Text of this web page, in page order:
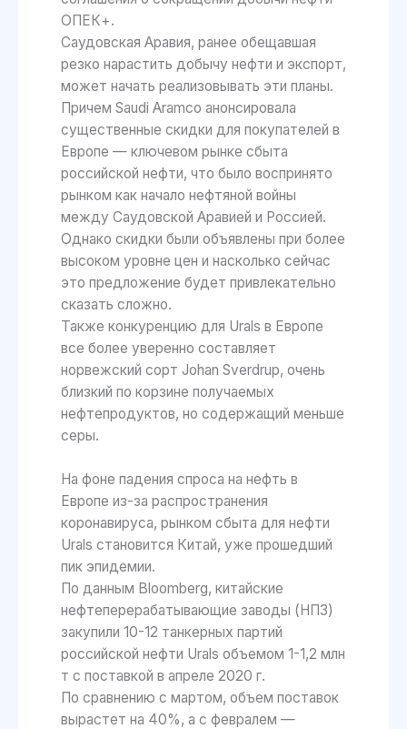
ОПЕК+.
Саудовская Аравия, ранее обещавшая
резко нарастить добычу нефти и экспорт,
может начать реализовывать эти планы.
Причем Saudi Aramco анонсировала
существенные скидки для покупателей в
Европе — ключевом рынке сбыта
российской нефти, что было воспринято
рынком как начало нефтяной войны
между Саудовской Аравией и Россией.
Однако скидки были объявлены при более
высоком уровне цен и насколько сейчас
это предложение будет привлекательно
сказать сложно.
Также конкуренцию для Urals в Европе
все более уверенно составляет
норвежский сорт Johan Sverdrup, очень
близкий по корзине получаемых
нефтепродуктов, но содержащий меньше
серы.
На фоне падения спроса на нефть в
Европе из-за распространения
коронавируса, рынком сбыта для нефти
Urals становится Китай, уже прошедший
пик эпидемии.
По данным Bloomberg, китайские
нефтеперерабатывающие заводы (НПЗ)
закупили 10-12 танкерных партий
российской нефти Urals объемом 1-1,2 млн
т с поставкой в апреле 2020 г.
По сравнению с мартом, объем поставок
вырастет на 40%, а с февралем —